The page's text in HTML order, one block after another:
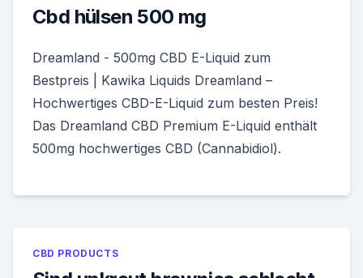
Cbd hülsen 500 mg
Dreamland - 500mg CBD E-Liquid zum
Bestpreis | Kawika Liquids Dreamland –
Hochwertiges CBD-E-Liquid zum besten Preis!
Das Dreamland CBD Premium E-Liquid enthält
500mg hochwertiges CBD (Cannabidiol).
CBD PRODUCTS